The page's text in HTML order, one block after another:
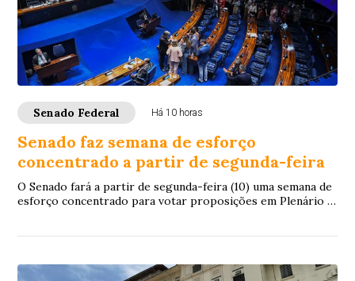
Senado Federal Há 10 horas
Senado faz semana de esforço
concentrado a partir de segunda-feira
O Senado fará a partir de segunda-feira (10) uma semana de
esforço concentrado para votar proposições em Plenário e